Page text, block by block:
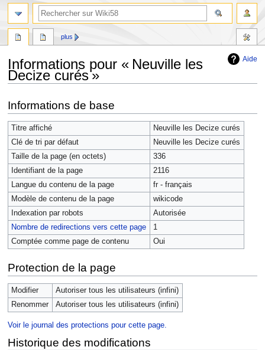
Aide
Informations pour « Neuville les
Decize curés »
à
la
navigation
à
la
recherche
Informations de base
Titre affiché
Neuville les Decize curés
Clé de tri par défaut
Neuville les Decize curés
Taille de la page (en octets)
336
Identifiant de la page
2116
Langue du contenu de la page
fr - français
Modèle de contenu de la page
wikicode
Indexation par robots
Autorisée
Nombre de redirections vers cette page
1
Comptée comme page de contenu
Oui
Protection de la page
Modifier
Autoriser tous les utilisateurs (infini)
Renommer
Autoriser tous les utilisateurs (infini)
Voir le journal des protections pour cette page.
Historique des modifications
plus